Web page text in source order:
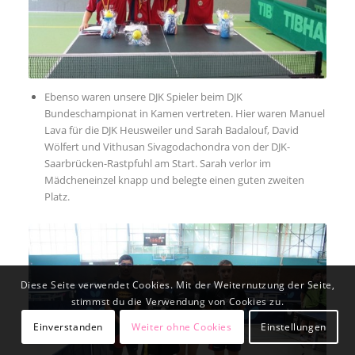
Ebenso waren unsere DJK Spieler beim DJK
Bundeschampionat in Kamen vertreten. Hier waren Manuel
Lava für die DJK Heusweiler und Sarah Badalouf, David
Wölfert und Vithusan Sivagodachondra von der DJK-
Saarbrücken-Rastpfuhl am Start. Sarah verlor im
Mädcheneinzel knapp und belegte einen guten zweiten
Platz.
© Copyright - DJK Heusweiler Tischtennis e.V.
Diese Seite verwendet Cookies. Mit der Weiternutzung der Seite,
stimmst du die Verwendung von Cookies zu.
Einverstanden
Weiter ohne Cookies Einstellungen